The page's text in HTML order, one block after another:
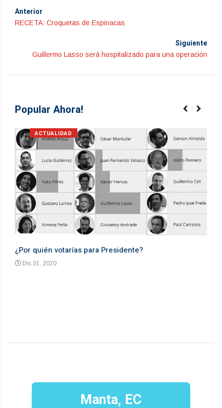
Anterior
RECETA: Croquetas de Espinacas
Siguiente
Guillermo Lasso será hospitalizado para una operación
Popular Ahora!
ACTUALIDAD
¿Por quién votarías para Presidente?
Dic 31, 2020
Manta, EC